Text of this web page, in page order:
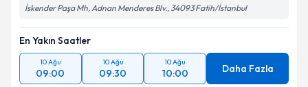
İskender Paşa Mh, Adnan Menderes Blv., 34093 Fatih/İstanbul
En Yakın Saatler
10 Ağu
09:00
10 Ağu
09:30
10 Ağu
10:00 Daha Fazla